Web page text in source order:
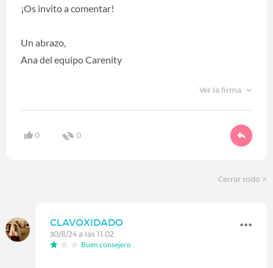
¡Os invito a comentar!
Un abrazo,
Ana del equipo Carenity
Ver la firma
0 0
Cerrar todo
CLAVOXIDADO
30/8/24 a las 11:02
Buen consejero